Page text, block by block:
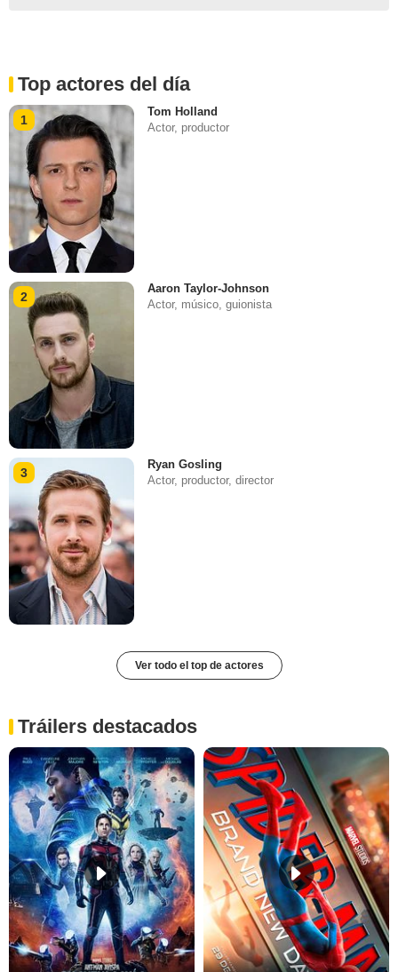
Top actores del día
1
Tom Holland
Actor, productor
2
Aaron Taylor-Johnson
Actor, músico, guionista
3
Ryan Gosling
Actor, productor, director
Ver todo el top de actores
Tráilers destacados